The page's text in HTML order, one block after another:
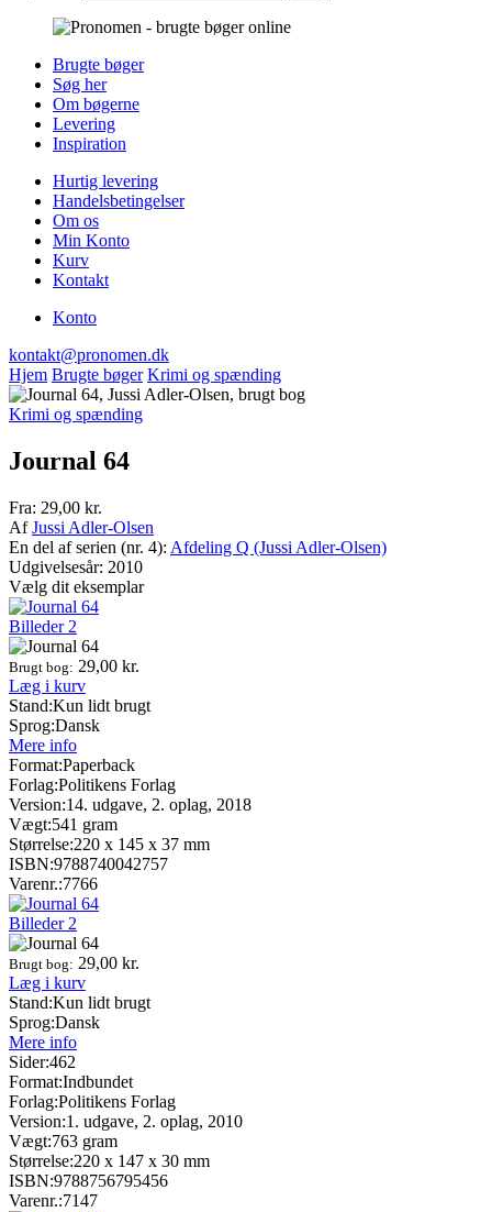
Brugte bøger
Søg her
Om bøgerne
Levering
Inspiration
Hurtig levering
Handelsbetingelser
Om os
Min Konto
Kurv
Kontakt
Konto
kontakt@pronomen.dk
Hjem Brugte bøger Krimi og spænding
Krimi og spænding
Journal 64
Fra: 29,00 kr.
AfJussi Adler-Olsen
En del af serien (nr. 4): Afdeling Q (Jussi Adler-Olsen)
Udgivelsesår: 2010
Vælg dit eksemplar
Billeder 2
Brugt bog: 29,00 kr.
Læg i kurv
Stand:Kun lidt brugt
Sprog:Dansk
Mere info
Format:Paperback
Forlag:Politikens Forlag
Version:14. udgave, 2. oplag, 2018
Vægt:541 gram
Størrelse:220 x 145 x 37 mm
ISBN:9788740042757
Varenr.:7766
Billeder 2
Brugt bog: 29,00 kr.
Læg i kurv
Stand:Kun lidt brugt
Sprog:Dansk
Mere info
Sider:462
Format:Indbundet
Forlag:Politikens Forlag
Version:1. udgave, 2. oplag, 2010
Vægt:763 gram
Størrelse:220 x 147 x 30 mm
ISBN:9788756795456
Varenr.:7147